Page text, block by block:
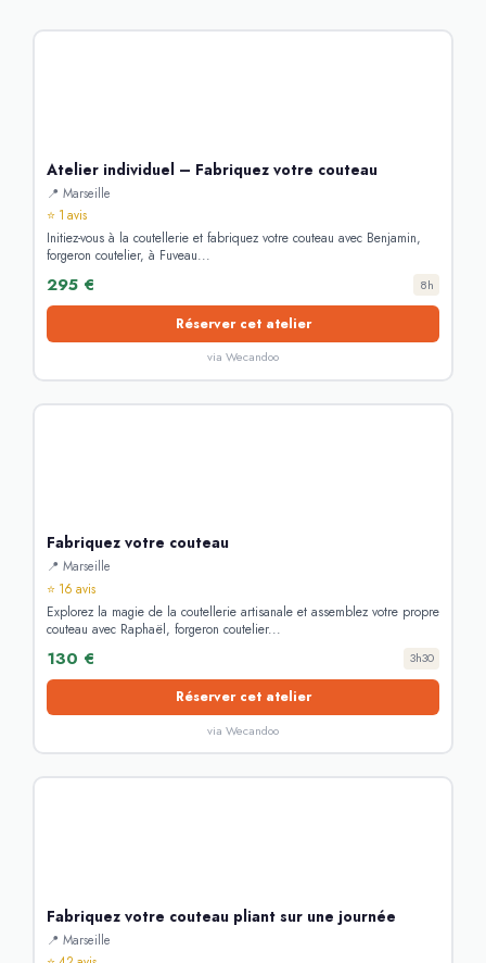
Atelier individuel – Fabriquez votre couteau
📍 Marseille
⭐ 1 avis
Initiez-vous à la coutellerie et fabriquez votre couteau avec Benjamin,
forgeron coutelier, à Fuveau...
295 € 8h
Réserver cet atelier
via Wecandoo
Fabriquez votre couteau
📍 Marseille
⭐ 16 avis
Explorez la magie de la coutellerie artisanale et assemblez votre propre
couteau avec Raphaël, forgeron coutelier...
130 € 3h30
Réserver cet atelier
via Wecandoo
Fabriquez votre couteau pliant sur une journée
📍 Marseille